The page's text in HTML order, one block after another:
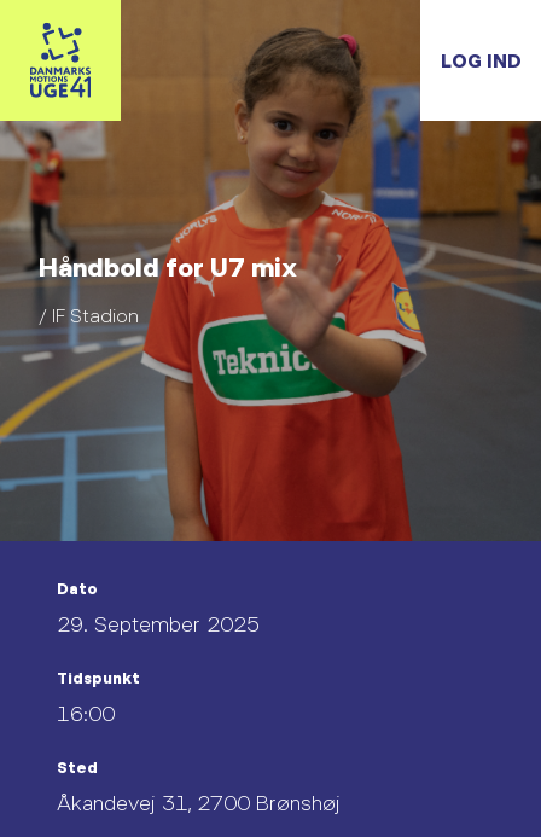
LOG IND
Håndbold for U7 mix
/ IF Stadion
Dato
29. September 2025
Tidspunkt
16:00
Sted
Åkandevej 31, 2700 Brønshøj